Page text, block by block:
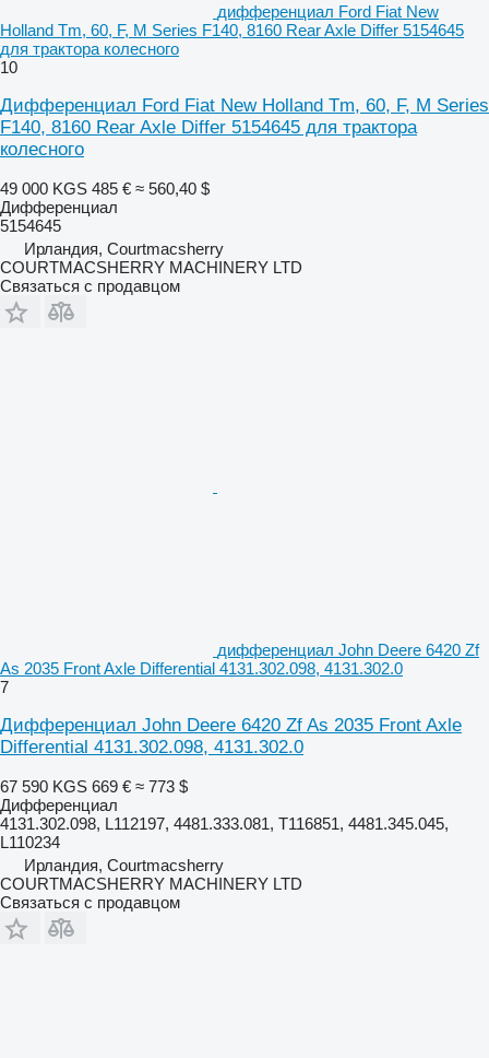
дифференциал Ford Fiat New
Holland Tm, 60, F, M Series F140, 8160 Rear Axle Differ 5154645
для трактора колесного
10
Дифференциал Ford Fiat New Holland Tm, 60, F, M Series
F140, 8160 Rear Axle Differ 5154645 для трактора
колесного
49 000 KGS 485 € ≈ 560,40 $
Дифференциал
5154645
Ирландия, Courtmacsherry
COURTMACSHERRY MACHINERY LTD
Связаться с продавцом
дифференциал John Deere 6420 Zf
As 2035 Front Axle Differential 4131.302.098, 4131.302.0
7
Дифференциал John Deere 6420 Zf As 2035 Front Axle
Differential 4131.302.098, 4131.302.0
67 590 KGS 669 € ≈ 773 $
Дифференциал
4131.302.098, L112197, 4481.333.081, T116851, 4481.345.045,
L110234
Ирландия, Courtmacsherry
COURTMACSHERRY MACHINERY LTD
Связаться с продавцом